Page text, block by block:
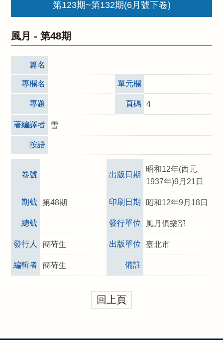
第123期~第132期(6月號下卷)
風月 -第48期
篇名
專欄名 單元欄
專題 頁碼 4
著編譯者 雪
按語
卷號 出版日期
昭和12年(西元
1937年)9月21日
期號 第48期 印刷日期 昭和12年9月18日
總號 發行單位 風月俱樂部
發行人 簡荷生 出版單位 臺北市
編輯者 簡荷生 備註
回上頁